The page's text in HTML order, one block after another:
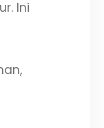
Ini